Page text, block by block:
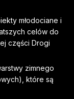
młodociane i
celów do
części Drogi
zimnego
które są